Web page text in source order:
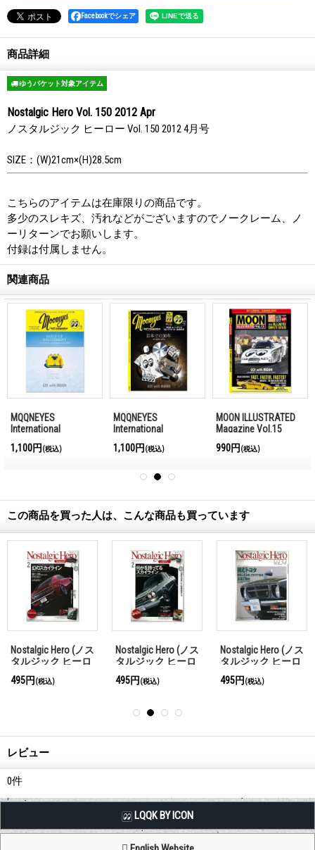
Facebookでシェア
商品詳細
ゆうパケット対象アイテム
Nostalgic Hero Vol. 150 2012 Apr
ノスタルジック ヒーロー Vol. 150 2012 4月号
SIZE：(W)21cm×(H)28.5cm
こちらのアイテムは在庫限りの商品です。
多少のスレキズ、汚れなどがございますのでノークレーム、ノ
ーリターンでお願いします。
付録は付属しません。
関連商品
MQQNEYES
International
2016-2017
1,100円 (税込)
MQQNEYES
International
2016
1,100円 (税込)
MOON ILLUSTRATED
Magazine Vol.15
990円 (税込)
この商品を買った人は、こんな商品も買っています
Nostalgic Hero (ノス
タルジック ヒーロ
495円 (税込)
Nostalgic Hero (ノス
タルジック ヒーロ
495円 (税込)
Nostalgic Hero (ノス
タルジック ヒーロ
495円 (税込)
レビュー
0件
LQQK BY ICON